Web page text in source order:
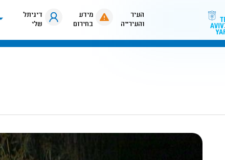
העיר
והעירייה
מידע
בחירום
דיגיתל
שלי